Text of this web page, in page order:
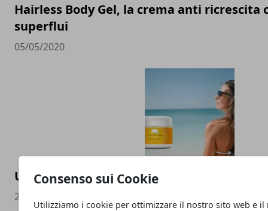
Consenso sui Cookie
Utilizziamo i cookie per ottimizzare il nostro sito web e il
Hairless Body Gel, la crema anti ricrescita
superflui
05/05/2020
UltraBronze, abbronzatura perfetta e
24/04/2020